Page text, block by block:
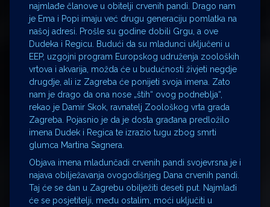
najmlađe članove u obitelji crvenih pandi. Drago nam
je Ema i Popi imaju već drugu generaciju pomlatka na
našoj adresi. Prošle su godine dobili Grgu, a ove
Dudeka i Regicu. Budući da su mladunci uključeni u
EEP, uzgojni program Europskog udruženja zooloških
vrtova i akvarija, možda će u budućnosti živjeti negdje
drugdje, ali iz Zagreba će ponijeti svoja imena. Zato
nam je drago da ona nose „štih“ ovog podneblja“,
rekao je Damir Skok, ravnatelj Zoološkog vrta grada
Zagreba. Pojasnio je da je dosta građana predložilo
imena Dudek i Regica te izrazio tugu zbog smrti
glumca Martina Sagnera.
Objava imena mladunčadi crvenih pandi svojevrsna je i
najava obilježavanja ovogodišnjeg Dana crvenih pandi.
Taj će se dan u Zagrebu obilježiti deseti put. Najmlađi
će se posjetitelji, među ostalim, moći uključiti u